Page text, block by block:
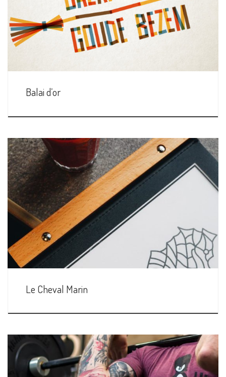
Balai d’or
Le Cheval Marin